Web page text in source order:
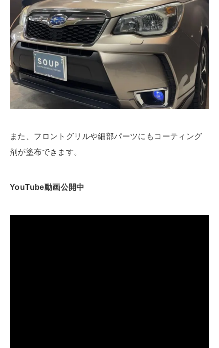
また、フロントグリルや細部パーツにもコーティング
剤が塗布できます。
YouTube動画公開中